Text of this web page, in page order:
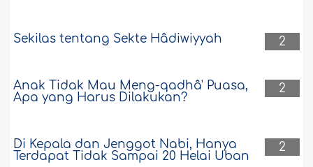
2
Sekilas tentang Sekte Hâdiwiyyah
2
Anak Tidak Mau Meng-qadhâ' Puasa,
Apa yang Harus Dilakukan?
2
Di Kepala dan Jenggot Nabi, Hanya
Terdapat Tidak Sampai 20 Helai Uban